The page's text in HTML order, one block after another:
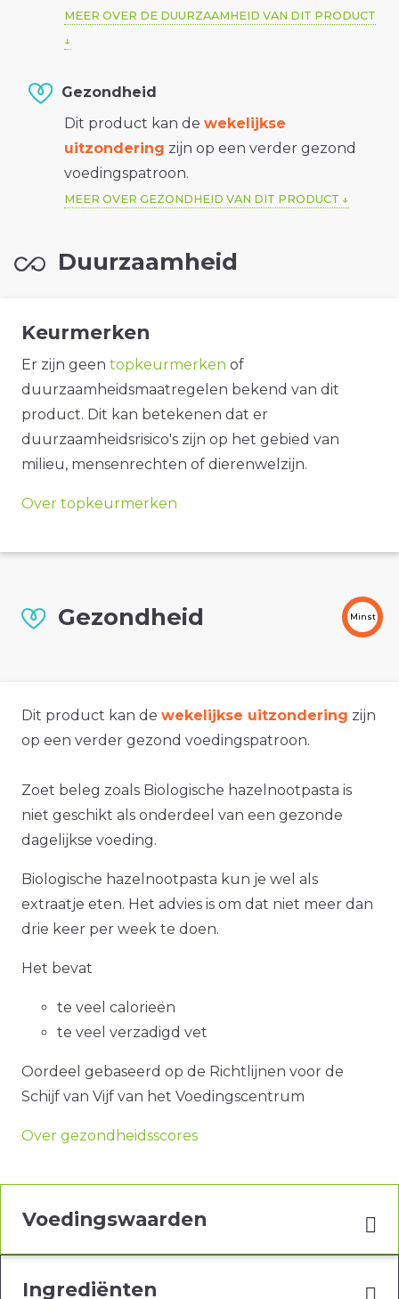
MEER OVER DE DUURZAAMHEID VAN DIT PRODUCT
Gezondheid
Dit product kan de wekelijkse
uitzondering zijn op een verder gezond
voedingspatroon.
MEER OVER GEZONDHEID VAN DIT PRODUCT
Duurzaamheid
Keurmerken
Er zijn geen topkeurmerken of
duurzaamheidsmaatregelen bekend van dit
product. Dit kan betekenen dat er
duurzaamheidsrisico's zijn op het gebied van
milieu, mensenrechten of dierenwelzijn.
Over topkeurmerken
Gezondheid Minst
Dit product kan de wekelijkse uitzondering zijn
op een verder gezond voedingspatroon.
Zoet beleg zoals Biologische hazelnootpasta is
niet geschikt als onderdeel van een gezonde
dagelijkse voeding.
Biologische hazelnootpasta kun je wel als
extraatje eten. Het advies is om dat niet meer dan
drie keer per week te doen.
Het bevat
te veel calorieën
te veel verzadigd vet
Oordeel gebaseerd op de Richtlijnen voor de
Schijf van Vijf van het Voedingscentrum
Over gezondheidsscores
Voedingswaarden
Ingrediënten